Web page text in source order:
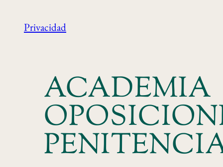
Privacidad
ACADEMIA